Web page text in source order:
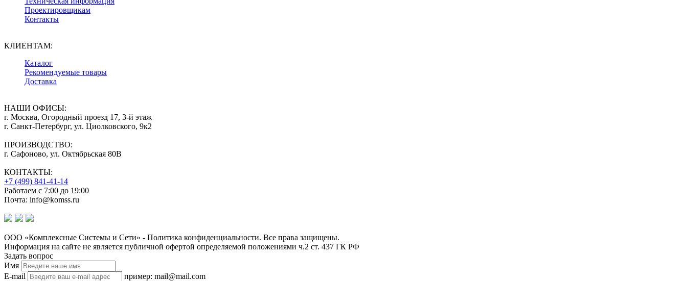
Проектировщикам
Контакты
КЛИЕНТАМ:
Каталог
Рекомендуемые товары
Доставка
НАШИ ОФИСЫ:
г. Москва, Огородный проезд 17, 3-й этаж
г. Санкт-Петербург, ул. Циолковского, 9к2
ПРОИЗВОДСТВО:
г. Сафоново, ул. Октябрьская 80В
КОНТАКТЫ:
+7 (499) 841-41-14
Работаем с 7:00 до 19:00
Почта: info@komss.ru
ООО «Комплексные Системы и Сети» - Политика конфиденциальности. Все права защищены.
Информация на сайте не является публичной офертой определяемой положениями ч.2 ст. 437 ГК РФ
Задать вопрос
Имя
E-mail
пример: mail@mail.com